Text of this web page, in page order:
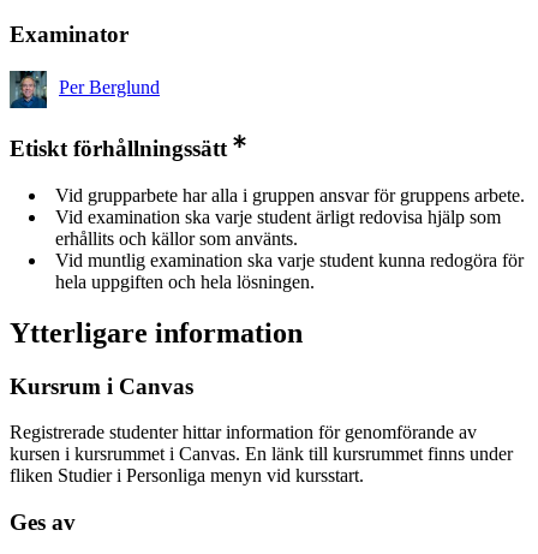
Examinator
Per Berglund
Etiskt förhållningssätt
Vid grupparbete har alla i gruppen ansvar för gruppens arbete.
Vid examination ska varje student ärligt redovisa hjälp som
erhållits och källor som använts.
Vid muntlig examination ska varje student kunna redogöra för
hela uppgiften och hela lösningen.
Ytterligare information
Kursrum i Canvas
Registrerade studenter hittar information för genomförande av
kursen i kursrummet i Canvas. En länk till kursrummet finns under
fliken Studier i Personliga menyn vid kursstart.
Ges av